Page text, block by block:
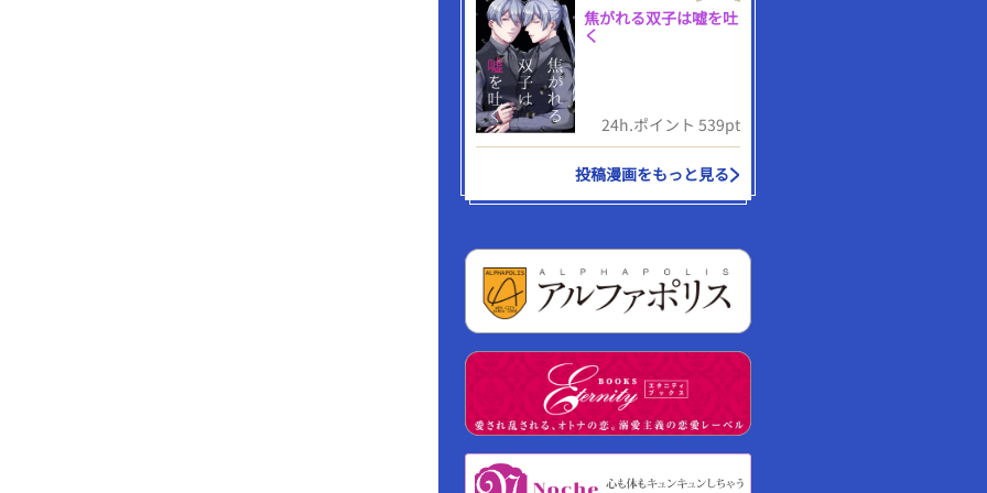
焦がれる双子は嘘を吐
く
24h.ポイント 539pt
投稿漫画をもっと見る